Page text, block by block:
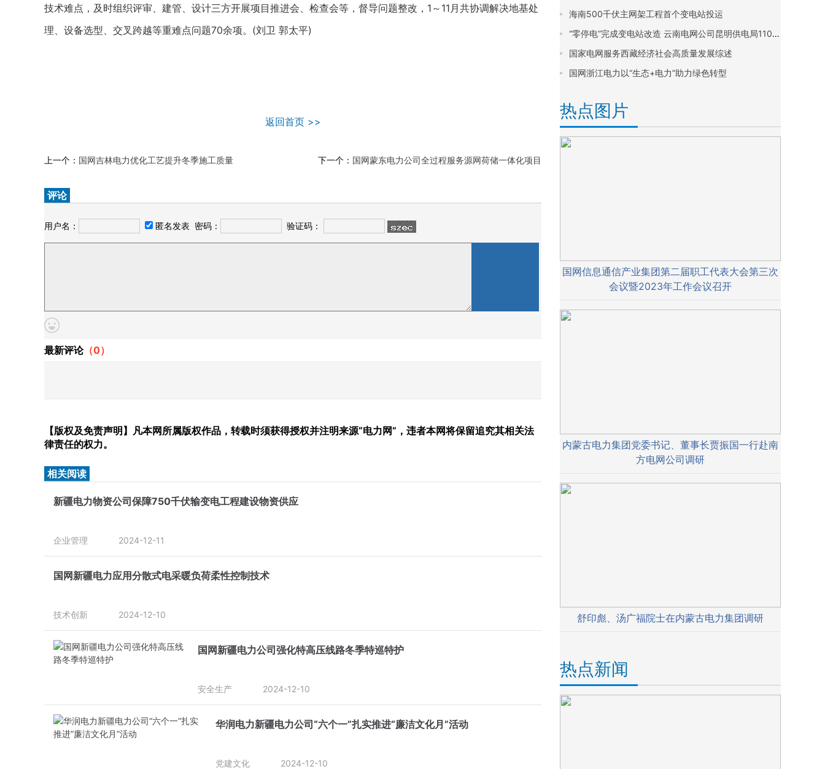
技术难点，及时组织评审、建管、设计三方开展项目推进会、检查会等，督导问题整改，1～11月共协调解决地基处
理、设备选型、交叉跨越等重难点问题70余项。(刘卫 郭太平)
返回首页 >>
上一个： 国网吉林电力优化工艺提升冬季施工质量 下一个： 国网蒙东电力公司全过程服务源网荷储一体化项目
评论
用户名： 匿名发表 密码： 验证码：
最新评论（0）
【版权及免责声明】凡本网所属版权作品，转载时须获得授权并注明来源“电力网”，违者本网将保留追究其相关法
律责任的权力。
相关阅读
新疆电力物资公司保障750千伏输变电工程建设物资供应
企业管理 2024-12-11
国网新疆电力应用分散式电采暖负荷柔性控制技术
技术创新 2024-12-10
国网新疆电力公司强化特高压线路冬季特巡特护
安全生产 2024-12-10
华润电力新疆电力公司“六个一”扎实推进“廉洁文化月”活动
党建文化 2024-12-10
海南500千伏主网架工程首个变电站投运
“零停电”完成变电站改造 云南电网公司昆明供电局110千伏车载式移动变技术破解城市老旧变电站改造难题
国家电网服务西藏经济社会高质量发展综述
国网浙江电力以“生态+电力”助力绿色转型
热点图片
国网信息通信产业集团第二届职工代表大会第三次
会议暨2023年工作会议召开
内蒙古电力集团党委书记、董事长贾振国一行赴南
方电网公司调研
舒印彪、汤广福院士在内蒙古电力集团调研
热点新闻